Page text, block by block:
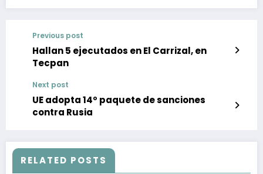
Previous post
Hallan 5 ejecutados en El Carrizal, en
Tecpan
Next post
UE adopta 14º paquete de sanciones
contra Rusia
RELATED POSTS